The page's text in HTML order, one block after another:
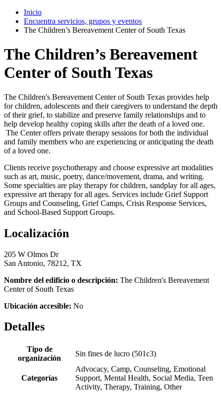
Inicio
Encuentra servicios, grupos y eventos
The Children’s Bereavement Center of South Texas
The Children’s Bereavement
Center of South Texas
The Children's Bereavement Center of South Texas provides help
for children, adolescents and their caregivers to understand the depth
of their grief, to stabilize and preserve family relationships and to
help develop healthy coping skills after the death of a loved one.
The Center offers private therapy sessions for both the individual
and family members who are experiencing or anticipating the death
of a loved one.
Clients receive psychotherapy and choose expressive art modalities
such as art, music, poetry, dance/movement, drama, and writing.
Some specialties are play therapy for children, sandplay for all ages,
expressive art therapy for all ages. Services include Grief Support
Groups and Counseling, Grief Camps, Crisis Response Services,
and School-Based Support Groups.
Localización
205 W Olmos Dr
San Antonio, 78212, TX
Nombre del edificio o descripción: The Children's Bereavement
Center of South Texas
Ubicación accesible: No
Detalles
Tipo de
organización
Sin fines de lucro (501c3)
Categorías
Advocacy, Camp, Counseling, Emotional
Support, Mental Health, Social Media, Teen
Activity, Therapy, Training, Other